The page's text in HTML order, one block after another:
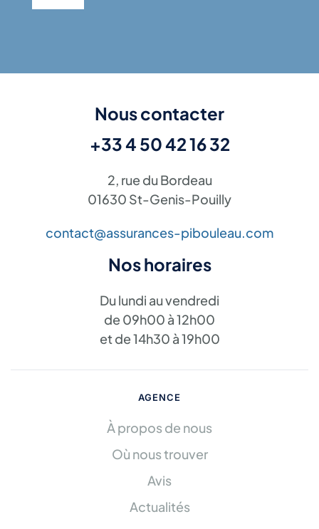
Nous contacter
+33 4 50 42 16 32
2, rue du Bordeau
01630 St-Genis-Pouilly
contact@assurances-pibouleau.com
Nos horaires
Du lundi au vendredi
de 09h00 à 12h00
et de 14h30 à 19h00
AGENCE
À propos de nous
Où nous trouver
Avis
Actualités